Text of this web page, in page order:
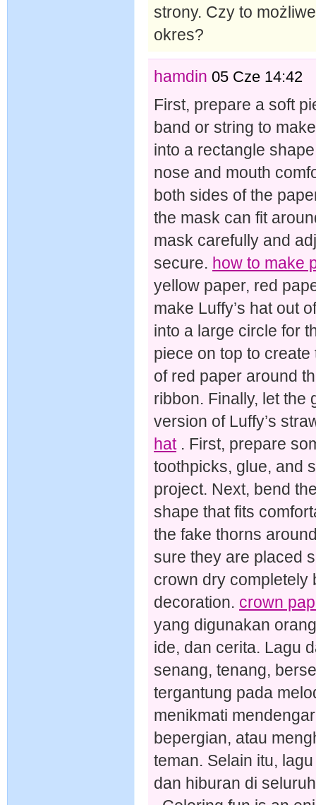
strony. Czy to
okres?
hamdin 05 Cze 14:42
First, prepare a soft
band or string to
into a rectangle
nose and mouth
both sides of the
the mask can fit
mask carefully and
secure. how to make
yellow paper, red
make Luffy’s hat out
into a large circle for
piece on top to
of red paper around
ribbon. Finally, let the
version of Luffy’s
hat. First, prepare
toothpicks, glue, and
project. Next, bend
shape that fits
the fake thorns
sure they are placed
crown dry completely
decoration. crown
yang digunakan
ide, dan cerita. Lagu
senang, tenang,
tergantung pada
menikmati
bepergian, atau
teman. Selain itu,
dan hiburan di